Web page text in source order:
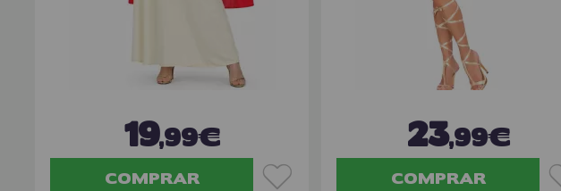
19,99€
COMPRAR
23,99€
COMPRAR